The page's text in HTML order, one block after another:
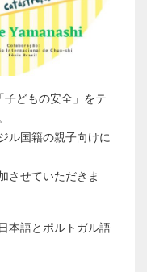
どもの安全」をテ
ル国籍の親子向けに
させていただきま
本語とポルトガル語